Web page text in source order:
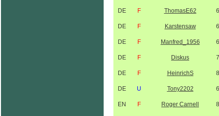
DE F ThomasE62
DE F Karstensaw
DE F Manfred_1956
DE F Diskus
DE F HeinrichS
DE U Tony2202
EN F Roger Carnell